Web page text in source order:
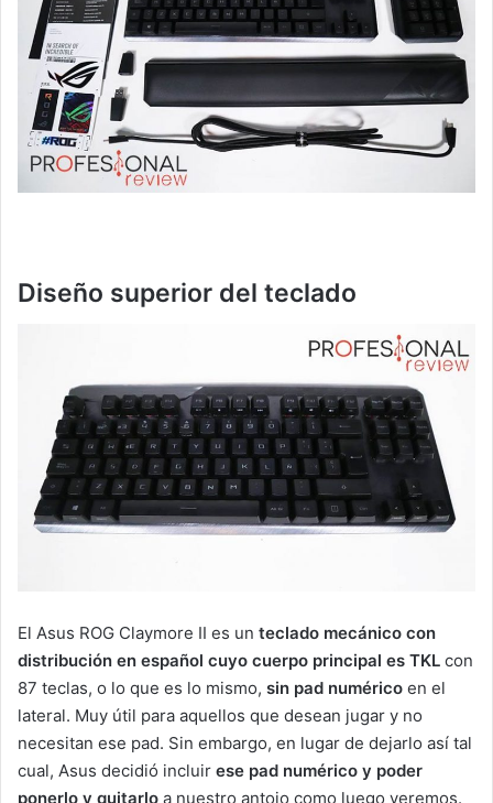
Diseño superior del teclado
El Asus ROG Claymore II es un teclado mecánico con
distribución en español cuyo cuerpo principal es TKL con
87 teclas, o lo que es lo mismo, sin pad numérico en el
lateral. Muy útil para aquellos que desean jugar y no
necesitan ese pad. Sin embargo, en lugar de dejarlo así tal
cual, Asus decidió incluir ese pad numérico y poder
ponerlo y quitarlo a nuestro antojo como luego veremos.